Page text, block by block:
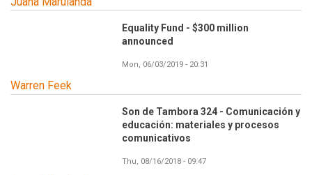
Equality Fund - $300 million
announced
Mon, 06/03/2019 - 20:31
Warren Feek
Son de Tambora 324 - Comunicación y
educación: materiales y procesos
comunicativos
Thu, 08/16/2018 - 09:47